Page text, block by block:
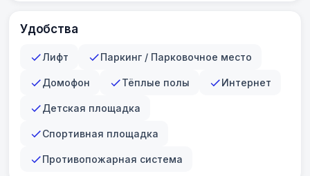
Удобства
Лифт Паркинг / Парковочное место
Домофон Тёплые полы Интернет
Детская площадка
Спортивная площадка
Противопожарная система